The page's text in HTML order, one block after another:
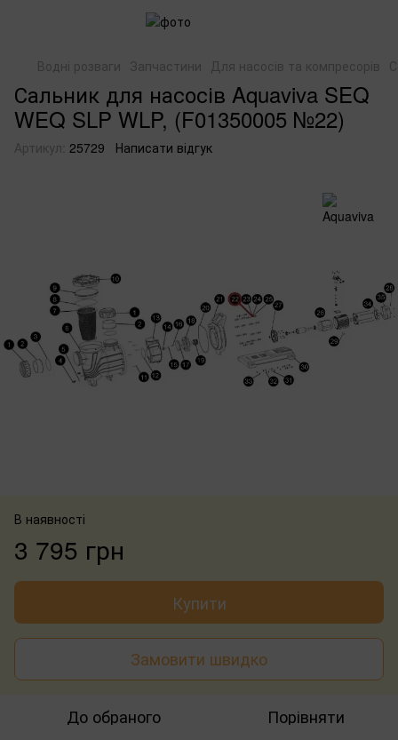
Водні розваги Запчастини Для насосів та компресорів
Сальник для насосів Aquaviva SEQ
WEQ SLP WLP, (F01350005 №22)
Артикул: 25729 Написати відгук
В наявності
3 795 грн
Купити
Замовити швидко
До обраного Порівняти